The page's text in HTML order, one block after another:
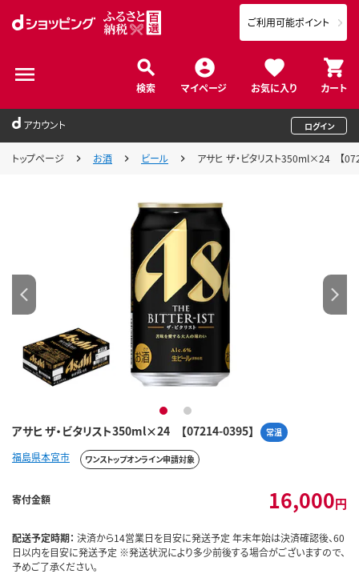
検索 マイページ お気に入り カート
ご利用可能ポイント
アカウント ログイン
トップページ お酒 ビール アサヒ ザ・ビタリスト350ml×24 【
アサヒ ザ・ビタリスト350ml×24 【07214-0395】 常温
1 2
福島県本宮市 ワンストップオンライン申請対象
寄付金額 16,000円
配送予定時期： 決済から14営業日を目安に発送予定 年末年始は決済確認後、60
日以内を目安に発送予定 ※発送状況により多少前後する場合がございますので、
予めご了承ください。